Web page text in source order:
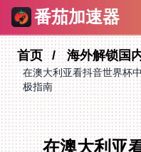
番茄加速器
首页 海外解锁国
在澳大利亚看抖音世界杯
极指南
在澳大利亚
播地区限制